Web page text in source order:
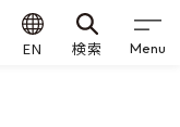
EN 検索 Menu